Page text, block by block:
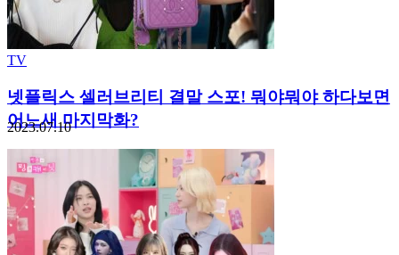
TV
넷플릭스 셀러브리티 결말 스포! 뭐야뭐야 하다보면
어느새 마지막화?
2023.07.10